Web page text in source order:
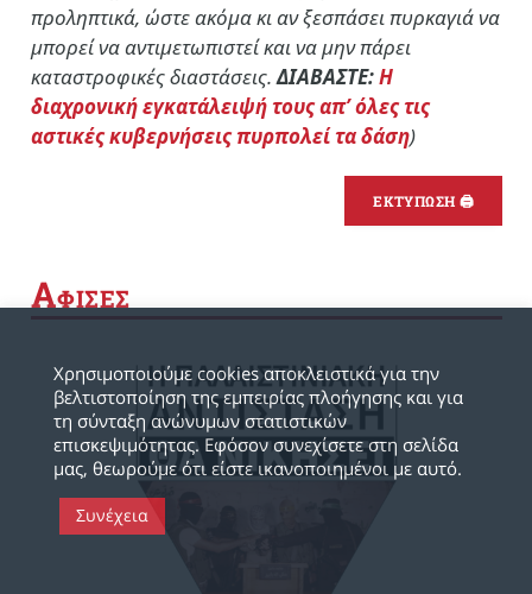
προληπτικά, ώστε ακόμα κι αν ξεσπάσει πυρκαγιά να
μπορεί να αντιμετωπιστεί και να μην πάρει
καταστροφικές διαστάσεις.ΔΙΑΒΑΣΤΕ:Η
διαχρονική εγκατάλειψή τους απ’ όλες τις
αστικές κυβερνήσεις πυρπολεί τα δάση)
ΕΚΤΥΠΩΣΗ 🖨
ΑΦΙΣΕΣ
Χρησιμοποιούμε cookies αποκλειστικά για την
βελτιστοποίηση της εμπειρίας πλοήγησης και για
τη σύνταξη ανώνυμων στατιστικών
επισκεψιμότητας. Εφόσον συνεχίσετε στη σελίδα
μας, θεωρούμε ότι είστε ικανοποιημένοι με αυτό.
Συνέχεια